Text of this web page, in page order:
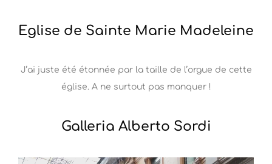
Eglise de Sainte Marie Madeleine
J’ai juste été étonnée par la taille de l’orgue de cette
église. A ne surtout pas manquer !
Galleria Alberto Sordi